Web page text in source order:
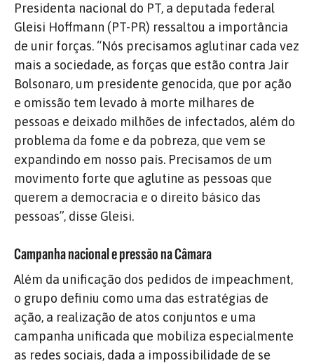
Presidenta nacional do PT, a deputada federal
Gleisi Hoffmann (PT-PR) ressaltou a importância
de unir forças. “Nós precisamos aglutinar cada vez
mais a sociedade, as forças que estão contra Jair
Bolsonaro, um presidente genocida, que por ação
e omissão tem levado à morte milhares de
pessoas e deixado milhões de infectados, além do
problema da fome e da pobreza, que vem se
expandindo em nosso país. Precisamos de um
movimento forte que aglutine as pessoas que
querem a democracia e o direito básico das
pessoas”, disse Gleisi.
Campanha nacional e pressão na Câmara
Além da unificação dos pedidos de impeachment,
o grupo definiu como uma das estratégias de
ação, a realização de atos conjuntos e uma
campanha unificada que mobiliza especialmente
as redes sociais, dada a impossibilidade de se